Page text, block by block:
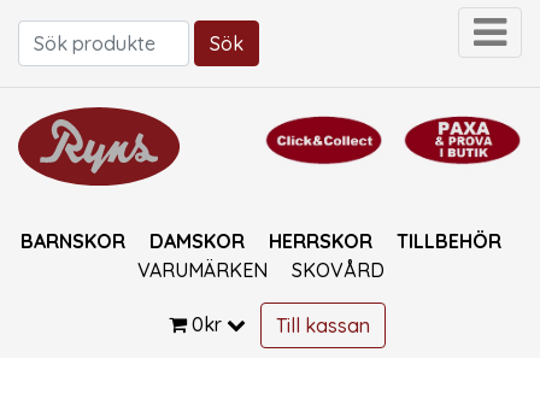
Sök efter:
Sök
BARNSKOR DAMSKOR HERRSKOR
TILLBEHÖR
VARUMÄRKEN
SKOVÅRD
0kr Till kassan